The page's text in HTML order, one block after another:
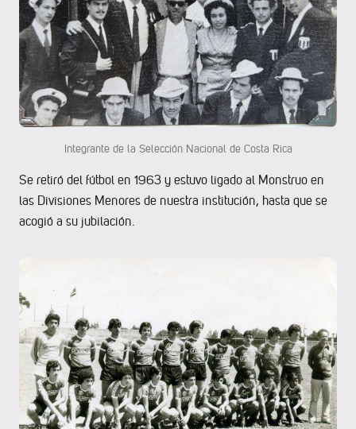
Integrante de la Selección Nacional de Costa Rica
Se retiró del fútbol en 1963 y estuvo ligado al Monstruo en
las Divisiones Menores de nuestra institución, hasta que se
acogió a su jubilación.